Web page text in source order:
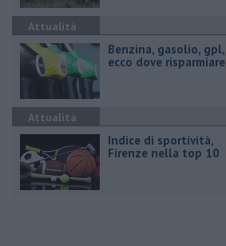
Attualità
​Benzina, gasolio, gpl,
ecco dove risparmiare
Attualità
Indice di sportività,
Firenze nella top 10